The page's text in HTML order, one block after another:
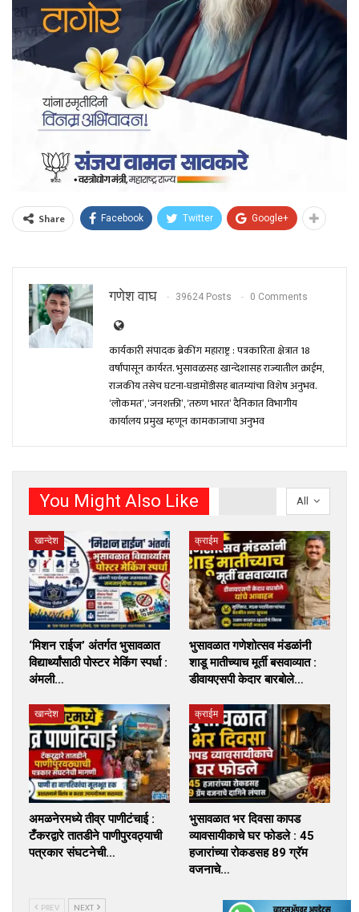
Share Facebook Twitter Google+
गणेश वाघ 39624 Posts 0 Comments
कार्यकारी संपादक ब्रेकींग महाराष्ट्र : पत्रकारिता क्षेत्रात 18
वर्षांपासून कार्यरत. भुसावळसह खान्देशासह राज्यातील क्राईम,
राजकीय तसेच घटना-घडामोंडीसह बातम्यांचा विशेष अनुभव.
‘लोकमत’, ‘जनशक्ती’, ‘तरुण भारत’ दैनिकात विभागीय
कार्यालय प्रमुख म्हणून कामकाजाचा अनुभव
All
You Might Also Like
खान्देश
‘मिशन राईज’ अंतर्गत भुसावळात
विद्यार्थ्यांसाठी पोस्टर मेकिंग स्पर्धा :
अंमली…
क्राईम
भुसावळात गणेशोत्सव मंडळांनी
शाडू मातीच्याच मूर्ती बसवाव्यात :
डीवायएसपी केदार बारबोले…
खान्देश
अमळनेरमध्ये तीव्र पाणीटंचाई :
टँकरद्वारे तातडीने पाणीपुरवठ्याची
पत्रकार संघटनेची…
क्राईम
भुसावळात भर दिवसा कापड
व्यावसायीकाचे घर फोडले : 45
हजारांच्या रोकडसह 89 ग्रॅम
वजनाचे…
PREV NEXT